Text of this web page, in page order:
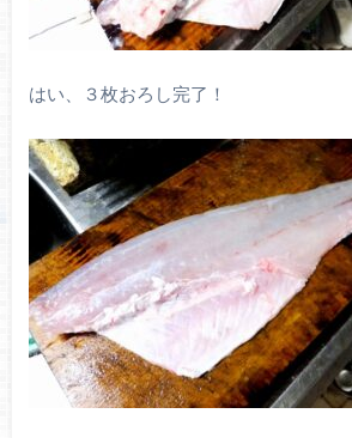
はい、３枚おろし完了！